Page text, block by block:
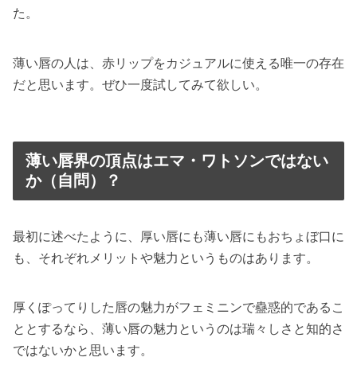
た。
薄い唇の人は、赤リップをカジュアルに使える唯一の存在
だと思います。ぜひ一度試してみて欲しい。
薄い唇界の頂点はエマ・ワトソンではない
か（自問）？
最初に述べたように、厚い唇にも薄い唇にもおちょぼ口に
も、それぞれメリットや魅力というものはあります。
厚くぽってりした唇の魅力がフェミニンで蠱惑的であるこ
ととするなら、薄い唇の魅力というのは瑞々しさと知的さ
ではないかと思います。